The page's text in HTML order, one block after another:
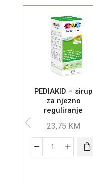
PEDIAKID – sirup
za njezno
reguliranje
okusom jabuke
23,75 KM